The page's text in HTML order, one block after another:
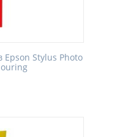
Epson Stylus Photo